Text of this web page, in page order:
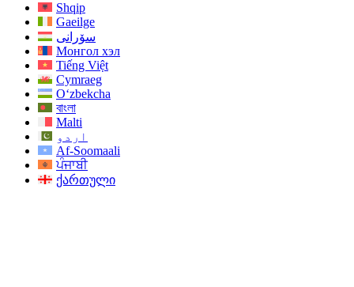
Shqip
Gaeilge
سۆرانی
Монгол хэл
Tiếng Việt
Cymraeg
O‘zbekcha
বাংলা
Malti
اردو
Af-Soomaali
ਪੰਜਾਬੀ
ქართული